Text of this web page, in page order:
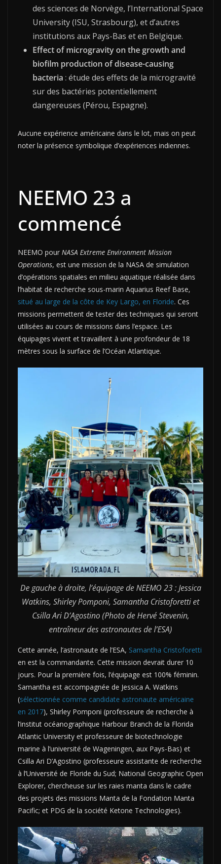
des sciences de Norvège, l’International Space
University (ISU, Strasbourg), et d’autres
institutions aux Pays-Bas et en Belgique.
Effect of microgravity on the growth and
biofilm production of disease-causing
bacteria : étude des effets de la microgravité
sur des bactéries potentiellement
dangereuses (Pérou, Espagne).
Aucune expérience américaine dans le lot, mais on peut
noter la présence symbolique d’expériences indiennes.
NEEMO 23 a
commencé
NEEMO pour NASA Extreme Environment Mission
Operations, est une mission de la NASA de simulation
d’opérations spatiales en milieu aquatique réalisée dans
l’habitat de recherche sous-marin Aquarius Reef Base,
situé au large de la côte de Key Largo, en Floride. Ces
missions permettent de tester des techniques qui seront
utilisées au cours de missions dans l’espace. Les
équipages vivent et travaillent à une profondeur de 18
mètres sous la surface de l’Océan Atlantique.
De gauche à droite, l’équipage de NEEMO 23 : Jessica
Watkins, Shirley Pomponi, Samantha Cristoforetti et
Csilla Ari D’Agostino (Photo de Hervé Stevenin,
entraîneur des astronautes de l’ESA)
Cette année, l’astronaute de l’ESA, Samantha Cristoforetti
en est la commandante. Cette mission devrait durer 10
jours. Pour la première fois, l’équipage est 100% féminin.
Samantha est accompagnée de Jessica A. Watkins
(sélectionnée comme candidate astronaute américaine
en 2017), Shirley Pomponi (professeure de recherche à
l’institut océanographique Harbour Branch de la Florida
Atlantic University et professeure de biotechnologie
marine à l’université de Wageningen, aux Pays-Bas) et
Csilla Ari D’Agostino (professeure assistante de recherche
à l’Université de Floride du Sud; National Geographic Open
Explorer, chercheuse sur les raies manta dans le cadre
des projets des missions Manta de la Fondation Manta
Pacific; et PDG de la société Ketone Technologies).